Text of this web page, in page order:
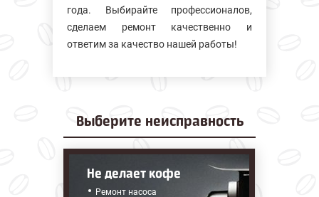
года. Выбирайте профессионалов,
сделаем ремонт качественно и
ответим за качество нашей работы!
Выберите неисправность
Не делает кофе
Ремонт насоса